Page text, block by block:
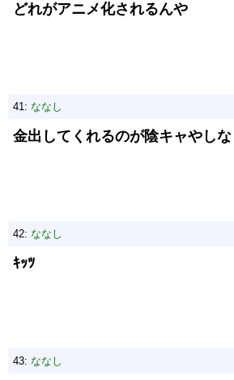
どれがアニメ化されるんや
41: ななし
金出してくれるのが陰キャやしな
42: ななし
ｷｯﾂ
43: ななし